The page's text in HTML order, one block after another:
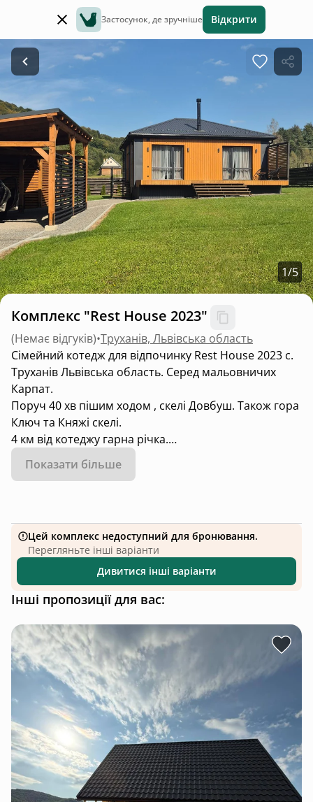
Застосунок, де зручніше Відкрити
1/5
Комплекс "Rest House 2023"
(Немає відгуків)•Труханів, Львівська область
Сімейний котедж для відпочинку Rest House 2023 с.
Труханів Львівська область. Серед мальовничих
Карпат.
Поруч 40 хв пішим ходом , скелі Довбуш. Також гора
Ключ та Княжі скелі.
4 км від котеджу гарна річка.
Навколо ліс . Мальовнича природа.
На території є відеонагляд .
Котедж для комфортного відпочинку 4-5 людей.
2 спальні та кухні студія з розкладним дивпном.
Гардеробна , санвузол з душем ,є пральна машина.
У котеджі є все необхідне для приготування їжі.
На територіє ї мангал і дрова , а також все необхідне
для приготування страв на мангалі.
Є сезонний каркасний басейн.
У нас можна замовити харчування по меню .
Ми радо чекаємо гостей
Показати більше
Цей комплекс недоступний для бронювання.
Перегляньте інші варіанти
Дивитися інші варіанти
Інші пропозиції для вас: